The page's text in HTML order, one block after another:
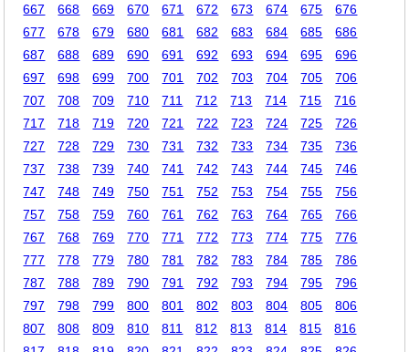
667
668 669 670 671 672 673 674 675
676
677
678 679 680 681 682 683 684 685
686
687
688 689 690 691 692 693 694 695
696
697
698 699 700 701 702 703 704 705
706
707
708 709 710 711 712 713 714 715
716
717
718 719 720 721 722 723 724 725
726
727
728 729 730 731 732 733 734 735
736
737
738 739 740 741 742 743 744 745
746
747
748 749 750 751 752 753 754 755
756
757
758 759 760 761 762 763 764 765
766
767
768 769 770 771 772 773 774 775
776
777
778 779 780 781 782 783 784 785
786
787
788 789 790 791 792 793 794 795
796
797
798 799 800 801 802 803 804 805
806
807
808 809 810 811 812 813 814 815
816